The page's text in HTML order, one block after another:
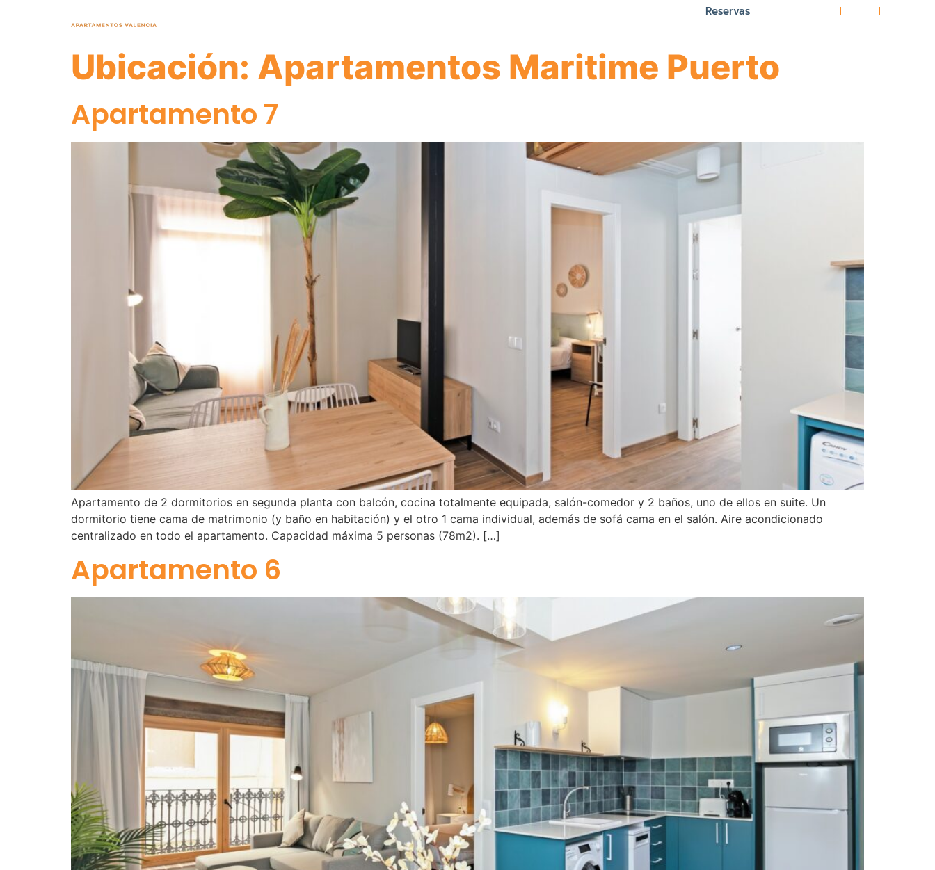
Reservas
Ubicación: Apartamentos Maritime Puerto
Apartamento 7
Apartamento de 2 dormitorios en segunda planta con balcón, cocina totalmente equipada, salón-comedor y 2 baños, uno de ellos en suite. Un
dormitorio tiene cama de matrimonio (y baño en habitación) y el otro 1 cama individual, además de sofá cama en el salón. Aire acondicionado
centralizado en todo el apartamento. Capacidad máxima 5 personas (78m2). […]
Apartamento 6